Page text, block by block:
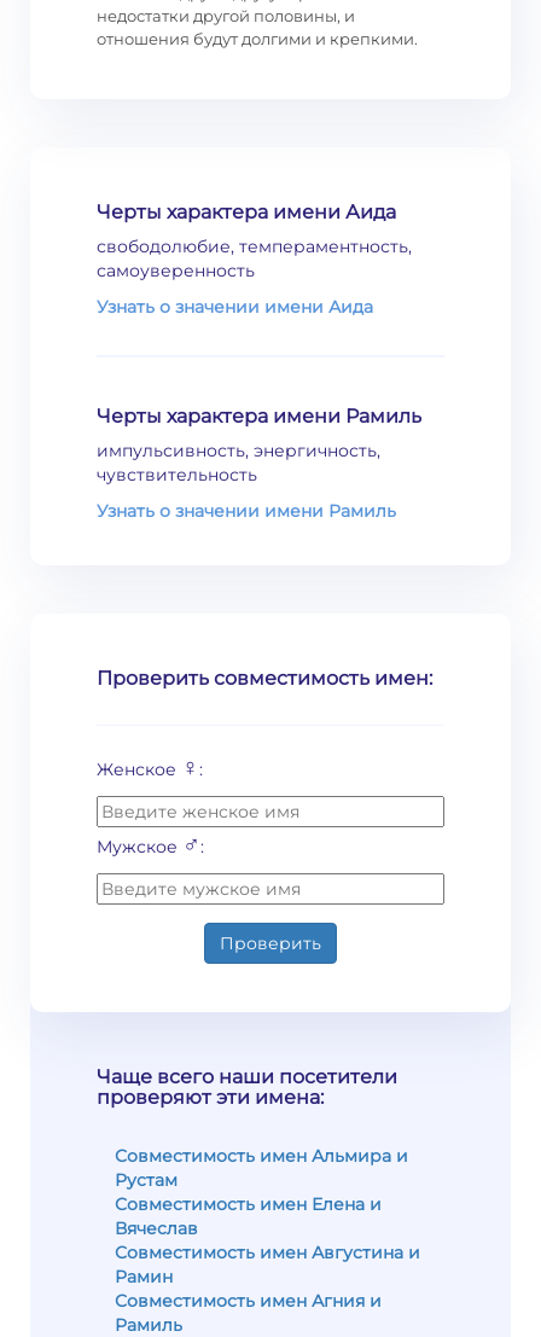
недостатки другой половины, и
отношения будут долгими и крепкими.
Черты характера имени Аида
свободолюбие, темпераментность,
самоуверенность
Узнать о значении имени Аида
Черты характера имени Рамиль
импульсивность, энергичность,
чувствительность
Узнать о значении имени Рамиль
Проверить совместимость имен:
Женское ♀ :
Мужское ♂:
Проверить
Чаще всего наши посетители
проверяют эти имена:
Совместимость имен Альмира и
Рустам
Совместимость имен Елена и
Вячеслав
Совместимость имен Августина и
Рамин
Совместимость имен Агния и
Рамиль